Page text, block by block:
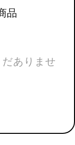
品
ありませ